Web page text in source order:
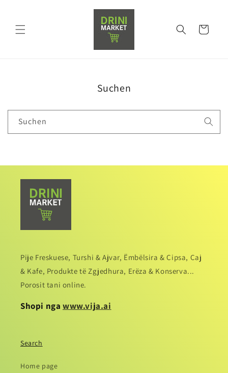
Warenkorb
Suchen
Suchen
Pije Freskuese, Turshi & Ajvar, Ëmbëlsira & Cipsa, Caj
& Kafe, Produkte të Zgjedhura, Erëza & Konserva...
Porosit tani online.
Shopi nga www.vija.ai
Search
Home page